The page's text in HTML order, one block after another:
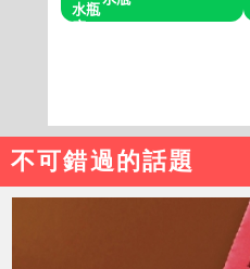
不可錯過的話題